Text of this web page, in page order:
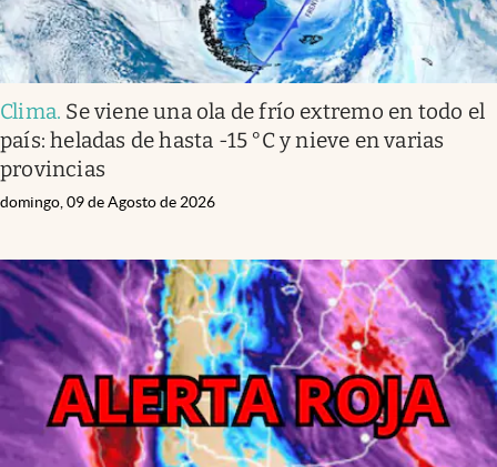
Clima. Se viene una ola de frío extremo en todo el
país: heladas de hasta -15 °C y nieve en varias
provincias
domingo, 09 de Agosto de 2026